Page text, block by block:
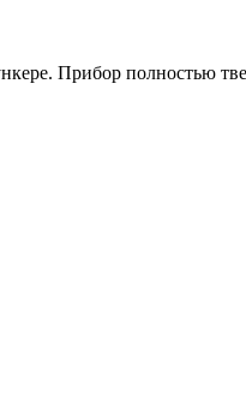
Прибор полностью